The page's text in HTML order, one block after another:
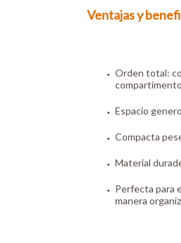
Ventajas y
Orden total:
Espacio
Compacta
Material
Perfecta para
manera